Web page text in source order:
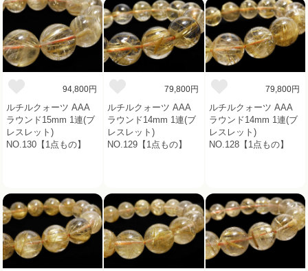
94,800円
ルチルクォーツ AAA
ラウンド15mm 1連(ブ
レスレット)
NO.130【1点もの】
79,800円
ルチルクォーツ AAA
ラウンド14mm 1連(ブ
レスレット)
NO.129【1点もの】
79,800円
ルチルクォーツ AAA
ラウンド14mm 1連(ブ
レスレット)
NO.128【1点もの】